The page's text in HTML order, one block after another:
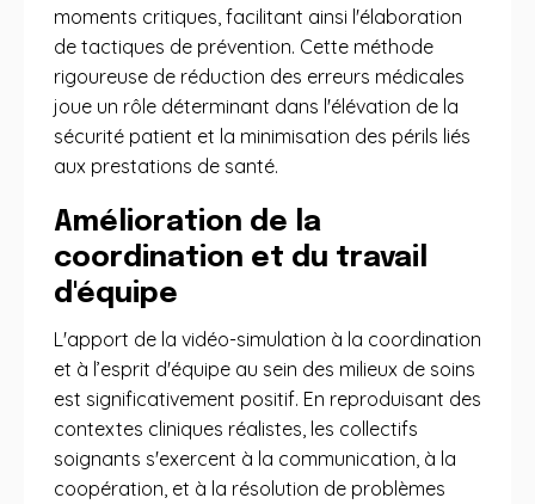
moments critiques, facilitant ainsi l'élaboration
de tactiques de prévention. Cette méthode
rigoureuse de réduction des erreurs médicales
joue un rôle déterminant dans l'élévation de la
sécurité patient et la minimisation des périls liés
aux prestations de santé.
Amélioration de la
coordination et du travail
d'équipe
L'apport de la vidéo-simulation à la coordination
et à l’esprit d'équipe au sein des milieux de soins
est significativement positif. En reproduisant des
contextes cliniques réalistes, les collectifs
soignants s'exercent à la communication, à la
coopération, et à la résolution de problèmes